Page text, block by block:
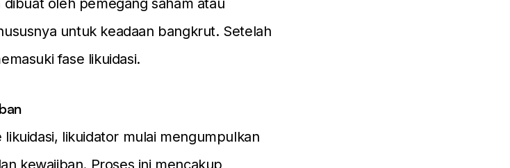
oleh pemegang saham atau
untuk keadaan bangkrut. Setelah
fase likuidasi.
likuidator mulai mengumpulkan
kewajiban. Proses ini mencakup